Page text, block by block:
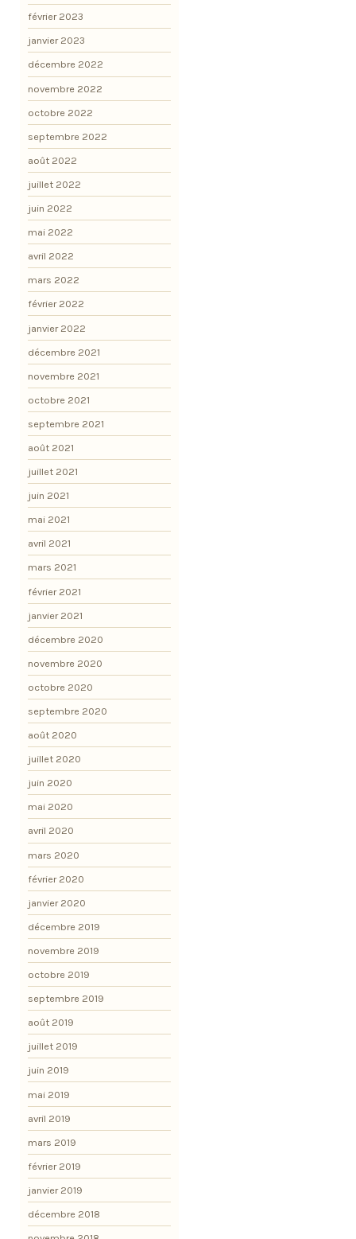
février 2023
janvier 2023
décembre 2022
novembre 2022
octobre 2022
septembre 2022
août 2022
juillet 2022
juin 2022
mai 2022
avril 2022
mars 2022
février 2022
janvier 2022
décembre 2021
novembre 2021
octobre 2021
septembre 2021
août 2021
juillet 2021
juin 2021
mai 2021
avril 2021
mars 2021
février 2021
janvier 2021
décembre 2020
novembre 2020
octobre 2020
septembre 2020
août 2020
juillet 2020
juin 2020
mai 2020
avril 2020
mars 2020
février 2020
janvier 2020
décembre 2019
novembre 2019
octobre 2019
septembre 2019
août 2019
juillet 2019
juin 2019
mai 2019
avril 2019
mars 2019
février 2019
janvier 2019
décembre 2018